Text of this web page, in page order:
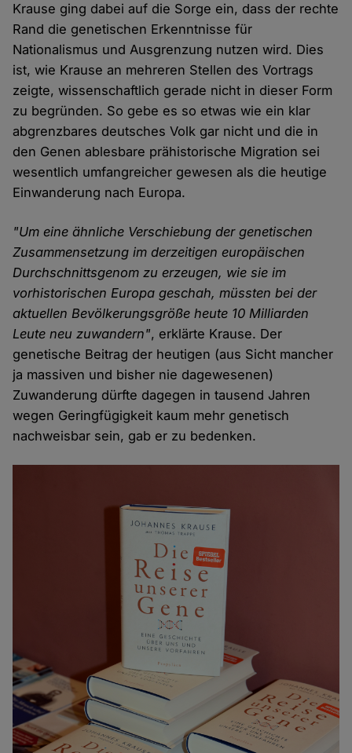
Krause ging dabei auf die Sorge ein, dass der rechte
Rand die genetischen Erkenntnisse für
Nationalismus und Ausgrenzung nutzen wird. Dies
ist, wie Krause an mehreren Stellen des Vortrags
zeigte, wissenschaftlich gerade nicht in dieser Form
zu begründen. So gebe es so etwas wie ein klar
abgrenzbares deutsches Volk gar nicht und die in
den Genen ablesbare prähistorische Migration sei
wesentlich umfangreicher gewesen als die heutige
Einwanderung nach Europa.
"Um eine ähnliche Verschiebung der genetischen
Zusammensetzung im derzeitigen europäischen
Durchschnittsgenom zu erzeugen, wie sie im
vorhistorischen Europa geschah, müssten bei der
aktuellen Bevölkerungsgröße heute 10 Milliarden
Leute neu zuwandern", erklärte Krause. Der
genetische Beitrag der heutigen (aus Sicht mancher
ja massiven und bisher nie dagewesenen)
Zuwanderung dürfte dagegen in tausend Jahren
wegen Geringfügigkeit kaum mehr genetisch
nachweisbar sein, gab er zu bedenken.